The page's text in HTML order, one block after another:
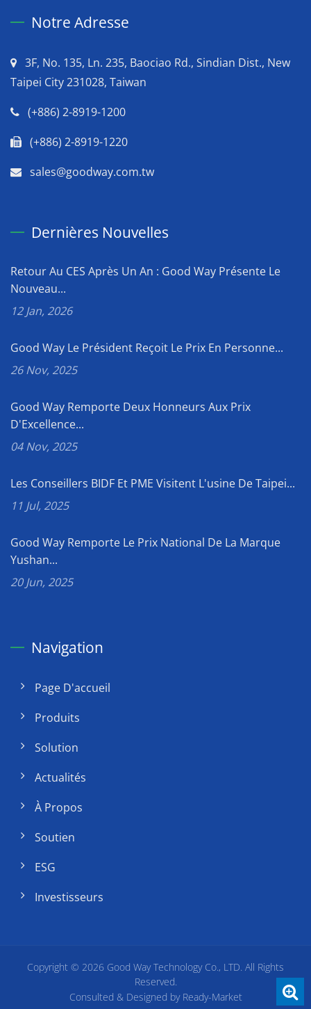
Notre Adresse
3F, No. 135, Ln. 235, Baociao Rd., Sindian Dist., New
Taipei City 231028, Taiwan
(+886) 2-8919-1200
(+886) 2-8919-1220
sales@goodway.com.tw
Dernières Nouvelles
Retour Au CES Après Un An : Good Way Présente Le
Nouveau...
12 Jan, 2026
Good Way Le Président Reçoit Le Prix En Personne...
26 Nov, 2025
Good Way Remporte Deux Honneurs Aux Prix
D'Excellence...
04 Nov, 2025
Les Conseillers BIDF Et PME Visitent L'usine De Taipei...
11 Jul, 2025
Good Way Remporte Le Prix National De La Marque
Yushan...
20 Jun, 2025
Navigation
Page D'accueil
Produits
Solution
Actualités
À Propos
Soutien
ESG
Investisseurs
Copyright © 2026 Good Way Technology Co., LTD. All Rights
Reserved.
Consulted & Designed by Ready-Market